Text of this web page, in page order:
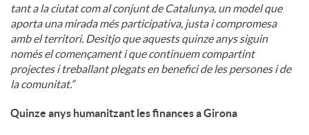
tant a la ciutat com al conjunt de Catalunya, un model que
aporta una mirada més participativa, justa i compromesa
amb el territori. Desitjo que aquests quinze anys siguin
només el començament i que continuem compartint
projectes i treballant plegats en benefici de les persones i de
la comunitat.”
Quinze anys humanitzant les finances a Girona